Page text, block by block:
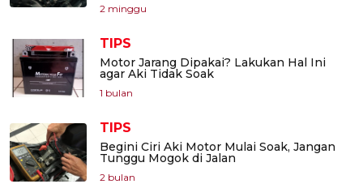
2 minggu
TIPS
Motor Jarang Dipakai? Lakukan Hal Ini
agar Aki Tidak Soak
1 bulan
TIPS
Begini Ciri Aki Motor Mulai Soak, Jangan
Tunggu Mogok di Jalan
2 bulan